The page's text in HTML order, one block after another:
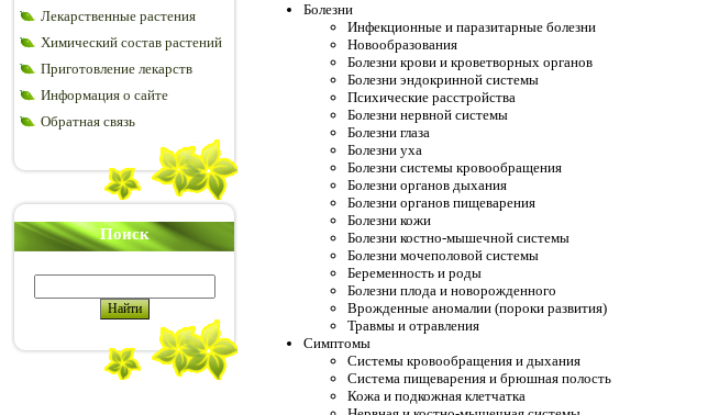
Лекарственные растения
Химический состав растений
Приготовление лекарств
Информация о сайте
Обратная связь
Поиск
Болезни
Инфекционные и паразитарные болезни
Новообразования
Болезни крови и кроветворных органов
Болезни эндокринной системы
Психические расстройства
Болезни нервной системы
Болезни глаза
Болезни уха
Болезни системы кровообращения
Болезни органов дыхания
Болезни органов пищеварения
Болезни кожи
Болезни костно-мышечной системы
Болезни мочеполовой системы
Беременность и роды
Болезни плода и новорожденного
Врожденные аномалии (пороки развития)
Травмы и отравления
Симптомы
Системы кровообращения и дыхания
Система пищеварения и брюшная полость
Кожа и подкожная клетчатка